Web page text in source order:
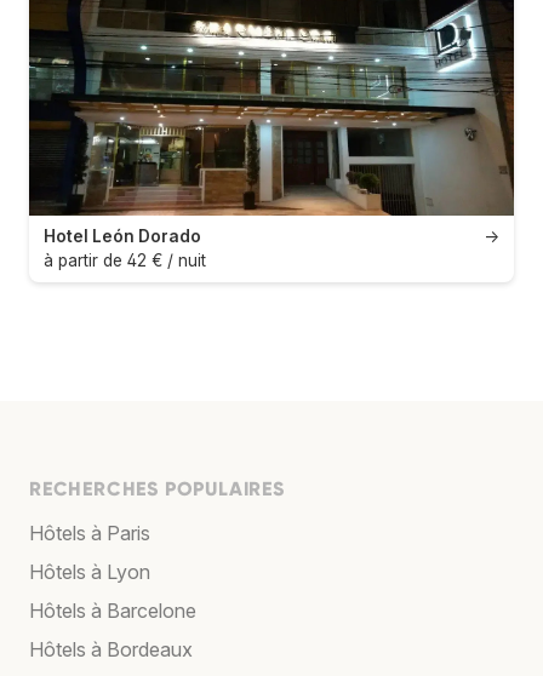
→
Hotel León Dorado
à partir de 42 € / nuit
RECHERCHES POPULAIRES
Hôtels à Paris
Hôtels à Lyon
Hôtels à Barcelone
Hôtels à Bordeaux